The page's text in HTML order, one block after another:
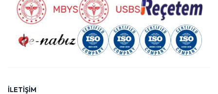
İLETİŞİM